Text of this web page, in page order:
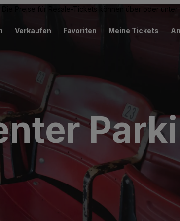
Preise für Resale-Tickets können über oder unter
Verkaufen Favoriten Meine Tickets